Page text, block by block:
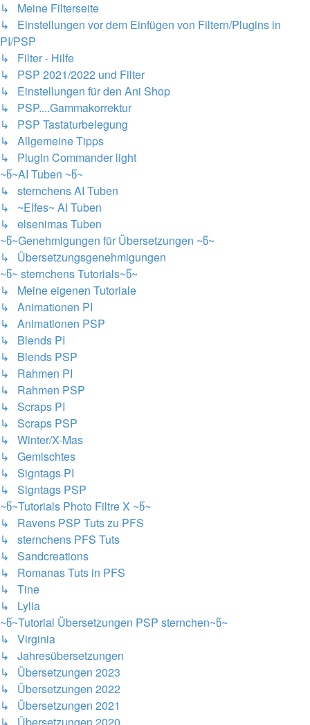
↳ Meine Filterseite
↳ Einstellungen vor dem Einfügen von Filtern/Plugins in
PI/PSP
↳ Filter - Hilfe
↳ PSP 2021/2022 und Filter
↳ Einstellungen für den Ani Shop
↳ PSP....Gammakorrektur
↳ PSP Tastaturbelegung
↳ Allgemeine Tipps
↳ Plugin Commander light
~წ~AI Tuben ~წ~
↳ sternchens AI Tuben
↳ ~Elfes~ AI Tuben
↳ elsenimas Tuben
~წ~Genehmigungen für Übersetzungen ~წ~
↳ Übersetzungsgenehmigungen
~წ~ sternchens Tutorials~წ~
↳ Meine eigenen Tutoriale
↳ Animationen PI
↳ Animationen PSP
↳ Blends PI
↳ Blends PSP
↳ Rahmen PI
↳ Rahmen PSP
↳ Scraps PI
↳ Scraps PSP
↳ Winter/X-Mas
↳ Gemischtes
↳ Signtags PI
↳ Signtags PSP
~წ~Tutorials Photo Filtre X ~წ~
↳ Ravens PSP Tuts zu PFS
↳ sternchens PFS Tuts
↳ Sandcreations
↳ Romanas Tuts in PFS
↳ Tine
↳ Lylia
~წ~Tutorial Übersetzungen PSP sternchen~წ~
↳ Virginia
↳ Jahresübersetzungen
↳ Übersetzungen 2023
↳ Übersetzungen 2022
↳ Übersetzungen 2021